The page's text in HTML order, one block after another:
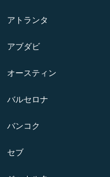
アトランタ
アブダビ
オースティン
バルセロナ
バンコク
セブ